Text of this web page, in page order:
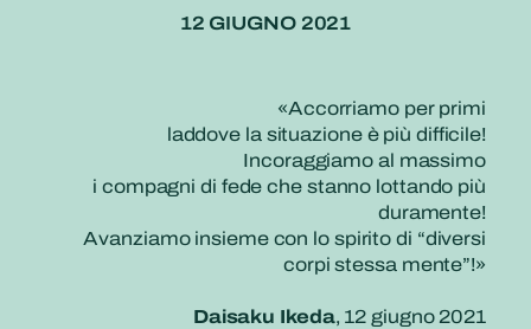
12 GIUGNO 2021
«Accorriamo per primi
laddove la situazione è più difficile!
Incoraggiamo al massimo
i compagni di fede che stanno lottando più
duramente!
Avanziamo insieme con lo spirito di “diversi
corpi stessa mente”!»
Daisaku Ikeda, 12 giugno 2021